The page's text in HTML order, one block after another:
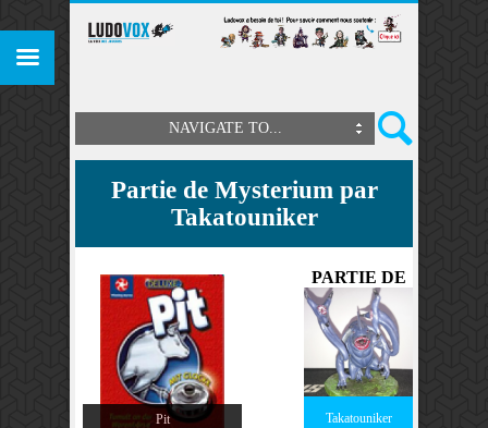
NAVIGATE TO...
Partie de Mysterium par
Takatouniker
Pit
PARTIE DE
Takatouniker